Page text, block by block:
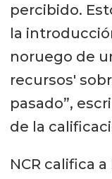
percibido.
la
noruego de
recursos'
pasado”,
de la
NCR califica